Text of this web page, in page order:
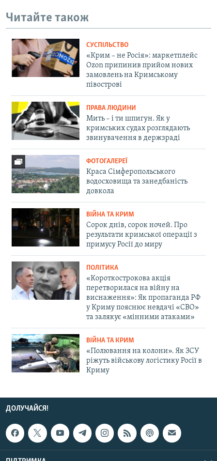
Читайте також
СУСПІЛЬСТВО
«Крим – не Росія»: маркетплейс
Ozon припинив прийом нових
замовлень на Кримському
півострові
ПРАВА ЛЮДИНИ
Мить – і ти шпигун. Як у
кримських судах розглядають
звинувачення в держзраді
ФОТОГАЛЕРЕЇ
Краса Сімферопольського
водосховища та занедбаність
довкола
ВІЙНА ТА КРИМ
Сорок днів, сорок ночей. Про
результати кримської операції з
примусу Росії до миру
ПОЛІТИКА
«Короткострокова акція
перетворилася на війну на
виснаження»: Як пропаганда РФ
у Криму пояснює невдачі «СВО»
та залякує «мінними атаками»
ВІЙНА ТА КРИМ
«Полювання на колони». Як ЗСУ
ріжуть військову логістику Росії в
Криму
ДОЛУЧАЙСЯ!